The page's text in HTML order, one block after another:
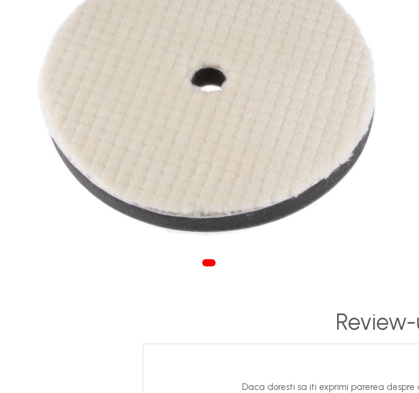
Tapiterii | Textile | Piele
Bord | Plastice Interioare
TRATAMENTE HIDROFOBE
PROTECTIE | COATING CERAMIC
POLISH | SLEFUIRE | BURETI
LAVETE | PROSOAPE
ACCESORII | ECHIPAMENTE |
Daca doresti sa iti exprimi parerea